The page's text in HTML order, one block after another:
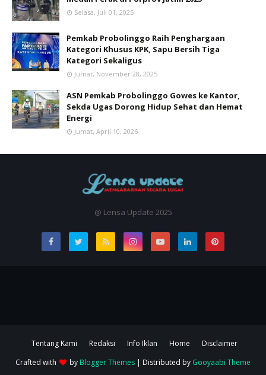
Selasa, Juli 01, 2025
Pemkab Probolinggo Raih Penghargaan
Kategori Khusus KPK, Sapu Bersih Tiga
Kategori Sekaligus
Jumat, November 28, 2025
ASN Pemkab Probolinggo Gowes ke Kantor,
Sekda Ugas Dorong Hidup Sehat dan Hemat
Energi
Jumat, April 10, 2026
@ Lensa Update 2025
Tentang Kami Redaksi Info Iklan Home
Disclaimer
Crafted with
by Blogger Themes | Distributed by Gooyaabi Theme